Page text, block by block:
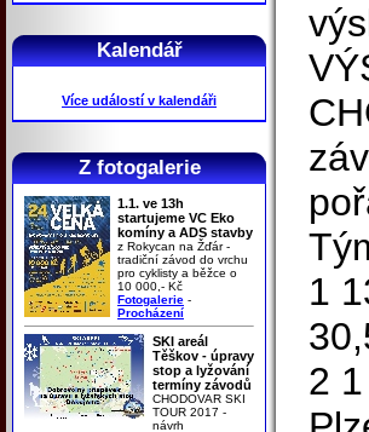
Kalendář
Více událostí v kalendáři
Z fotogalerie
1.1. ve 13h
startujeme VC Eko
komíny a ADS stavby
z Rokycan na Žďár -
tradiční závod do vrchu
pro cyklisty a běžce o
10 000,- Kč
Fotogalerie -
Procházení
SKI areál
Těškov - úpravy
stop a lyžování
termíny závodů
CHODOVAR SKI
TOUR 2017 -
návrh
1
2